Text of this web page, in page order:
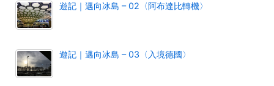
遊記｜邁向冰島 – 02〈阿布達比轉機〉
遊記｜邁向冰島 – 03〈入境德國〉